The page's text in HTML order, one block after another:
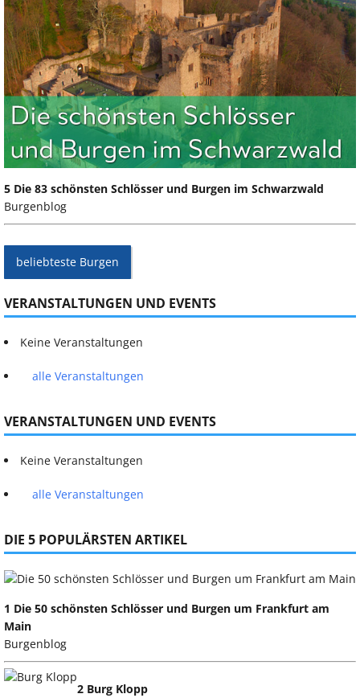
5 Die 83 schönsten Schlösser und Burgen im Schwarzwald
Burgenblog
beliebteste Burgen
VERANSTALTUNGEN UND EVENTS
Keine Veranstaltungen
alle Veranstaltungen
VERANSTALTUNGEN UND EVENTS
Keine Veranstaltungen
alle Veranstaltungen
DIE 5 POPULÄRSTEN ARTIKEL
1 Die 50 schönsten Schlösser und Burgen um Frankfurt am
Main
Burgenblog
2 Burg Klopp